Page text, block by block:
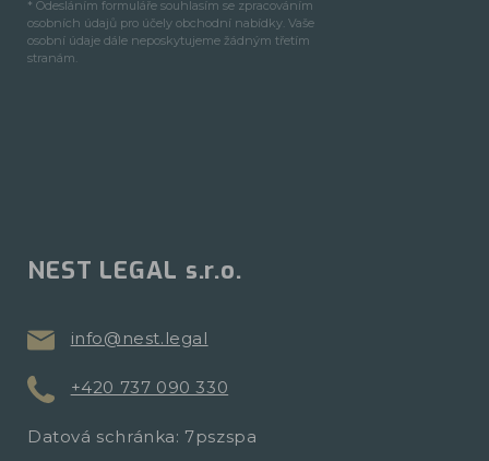
* Odesláním formuláře souhlasím se zpracováním
osobních údajů pro účely obchodní nabídky. Vaše
osobní údaje dále neposkytujeme žádným třetím
stranám.
NEST LEGAL s.r.o.
info@nest.legal
+420 737 090 330
Datová schránka: 7pszspa